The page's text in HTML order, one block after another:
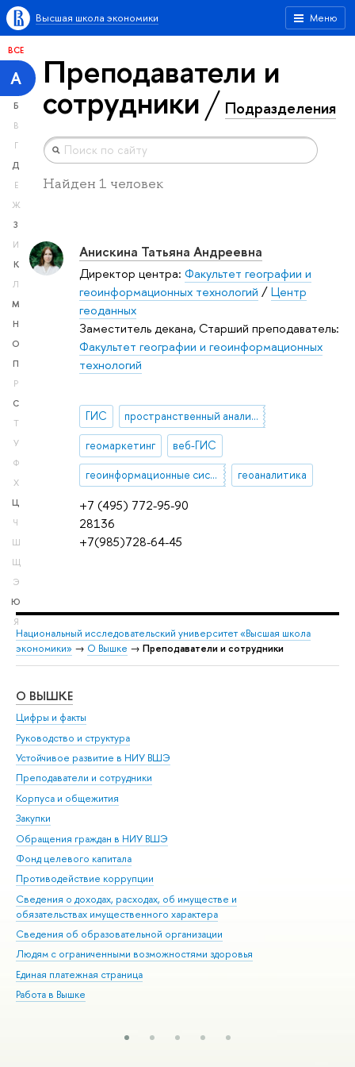
Меню
Высшая школа экономики
ВСЕ
А
Б
В
Г
Д
Е
Ж
З
И
К
Л
М
Н
О
П
Р
С
Т
У
Ф
Х
Ц
Ч
Ш
Щ
Э
Ю
Я
Преподаватели и
сотрудники Подразделения
Найден 1 человек
+7 (495) 772-95-90
28136
+7(985)728-64-45
Анискина Татьяна Андреевна
Директор центра: Факультет географии и
геоинформационных технологий /Центр
геоданных
Заместитель декана, Старший преподаватель:
Факультет географии и геоинформационных
технологий
ГИС пространственный анализ и визуализация
геомаркетинг веб-ГИС
геоинформационные системы геоаналитика
Национальный исследовательский университет «Высшая школа
экономики» → О Вышке → Преподаватели и сотрудники
О ВЫШКЕ
Цифры и факты
Руководство и структура
Устойчивое развитие в НИУ ВШЭ
Преподаватели и сотрудники
Корпуса и общежития
Закупки
Обращения граждан в НИУ ВШЭ
Фонд целевого капитала
Противодействие коррупции
Сведения о доходах, расходах, об имуществе и
обязательствах имущественного характера
Сведения об образовательной организации
Людям с ограниченными возможностями здоровья
Единая платежная страница
Работа в Вышке